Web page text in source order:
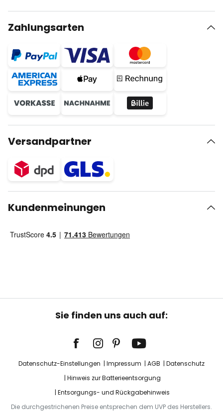
Zahlungsarten
Versandpartner
Kundenmeinungen
Sie finden uns auch auf:
Datenschutz-Einstellungen Impressum AGB
Datenschutz
Hinweis zur Batterieentsorgung
Entsorgungs- und Rückgabehinweis
Die durchgestrichenen Preise entsprechen dem UVP des Herstellers.